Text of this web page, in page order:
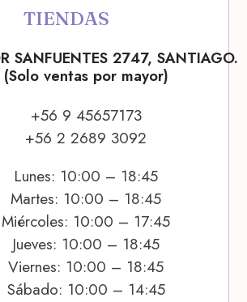
TIENDAS
SANFUENTES 2747, SANTIAGO.
(Solo ventas por mayor)
+56 9 45657173
+56 2 2689 3092
Lunes: 10:00 – 18:45
Martes: 10:00 – 18:45
Miércoles: 10:00 – 17:45
Jueves: 10:00 – 18:45
Viernes: 10:00 – 18:45
Sábado: 10:00 – 14:45